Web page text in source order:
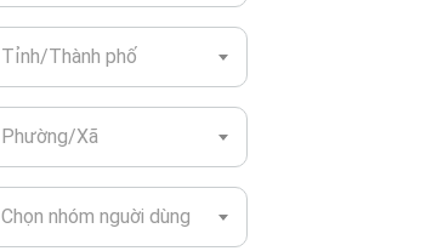
Tỉnh/Thành phố
Phường/Xã
Chọn nhóm nguời dùng